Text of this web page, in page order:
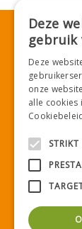
Deze
gebruik
Deze
onze
alle cookies